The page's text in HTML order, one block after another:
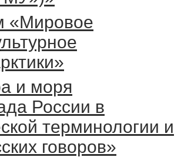
«Мировое
и моря
России в
терминологии и
говоров»